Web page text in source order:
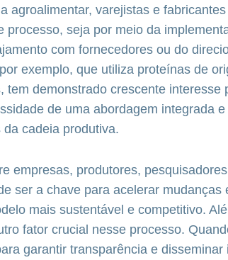
agroalimentar, varejistas e
processo, seja por meio da
com fornecedores ou do
exemplo, que utiliza proteínas de
tem demonstrado crescente interesse
de uma abordagem integrada
cadeia produtiva.
empresas, produtores,
ser a chave para acelerar mudanças
mais sustentável e competitivo.
fator crucial nesse processo.
garantir transparência e